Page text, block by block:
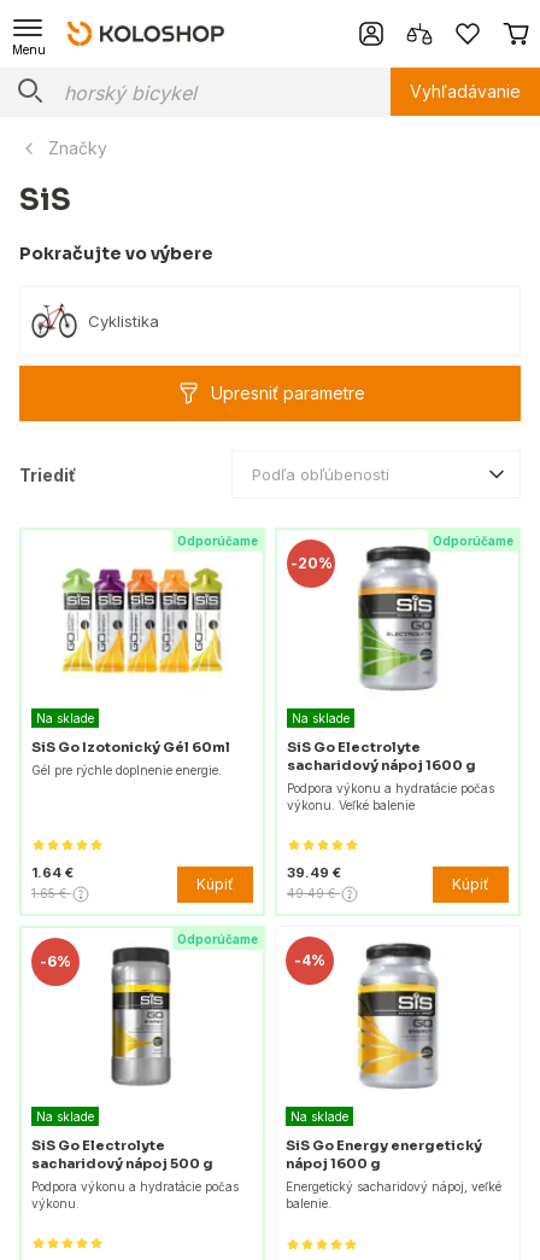
Menu
Vyhľadávanie
Značky
SiS
Pokračujte vo výbere
Cyklistika
Upresniť parametre
Triediť Podľa obľúbenosti
Odporúčame
Na sklade
SiS Go Izotonický Gél 60ml
Gél pre rýchle doplnenie energie.
1.64 €
1.65 € Kúpiť
Odporúčame
-20%
Na sklade
SiS Go Electrolyte
sacharidový nápoj 1600 g
Podpora výkonu a hydratácie počas
výkonu. Veľké balenie
39.49 €
49.49 € Kúpiť
Odporúčame
-6%
Na sklade
SiS Go Electrolyte
sacharidový nápoj 500 g
Podpora výkonu a hydratácie počas
výkonu.
-4%
Na sklade
SiS Go Energy energetický
nápoj 1600 g
Energetický sacharidový nápoj, veľké
balenie.